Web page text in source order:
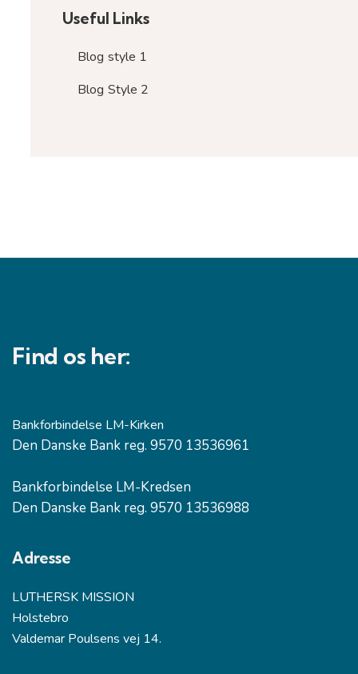
Useful Links
Blog style 1
Blog Style 2
Find os her:
Bankforbindelse LM-Kirken
Den Danske Bank reg. 9570 13536961
Bankforbindelse LM-Kredsen
Den Danske Bank reg. 9570 13536988
Adresse
LUTHERSK MISSION
Holstebro
Valdemar Poulsens vej 14.